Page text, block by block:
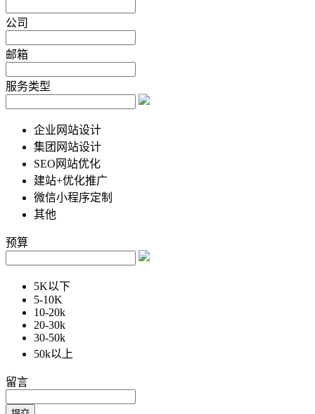
公司
邮箱
服务类型
企业网站设计
集团网站设计
SEO网站优化
建站+优化推广
微信小程序定制
其他
预算
5K以下
5-10K
10-20k
20-30k
30-50k
50k以上
留言